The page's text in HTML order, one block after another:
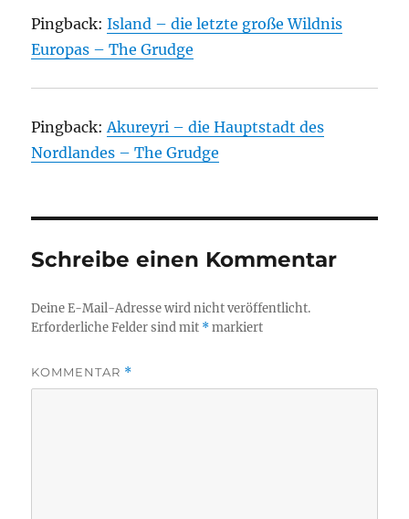
Pingback:Island – die letzte große Wildnis
Europas – The Grudge
Pingback:Akureyri – die Hauptstadt des
Nordlandes – The Grudge
Schreibe einen Kommentar
Deine E-Mail-Adresse wird nicht veröffentlicht.
Erforderliche Felder sind mit *markiert
KOMMENTAR *